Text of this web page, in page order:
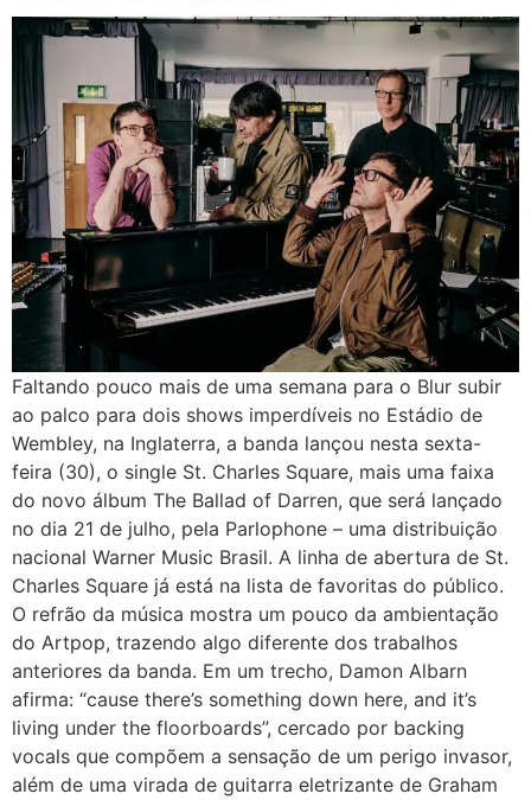
Faltando pouco mais de uma semana para o Blur subir
ao palco para dois shows imperdíveis no Estádio de
Wembley, na Inglaterra, a banda lançou nesta sexta-
feira (30), o single St. Charles Square, mais uma faixa
do novo álbum The Ballad of Darren, que será lançado
no dia 21 de julho, pela Parlophone – uma distribuição
nacional Warner Music Brasil. A linha de abertura de St.
Charles Square já está na lista de favoritas do público.
O refrão da música mostra um pouco da ambientação
do Artpop, trazendo algo diferente dos trabalhos
anteriores da banda. Em um trecho, Damon Albarn
afirma: “cause there’s something down here, and it’s
living under the floorboards”, cercado por backing
vocals que compõem a sensação de um perigo invasor,
além de uma virada de guitarra eletrizante de Graham